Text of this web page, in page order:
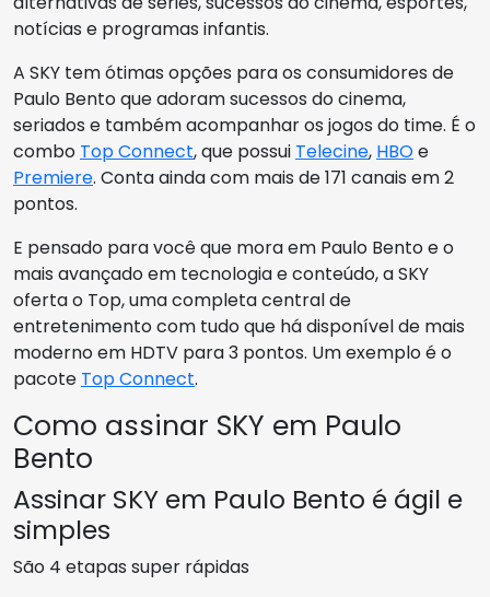
notícias e programas infantis.
A SKY tem ótimas opções para os consumidores de
Paulo Bento que adoram sucessos do cinema,
seriados e também acompanhar os jogos do time. É o
combo Top Connect, que possui Telecine, HBOe
Premiere. Conta ainda com mais de 171 canais em 2
pontos.
E pensado para você que mora em Paulo Bento e o
mais avançado em tecnologia e conteúdo, a SKY
oferta o Top, uma completa central de
entretenimento com tudo que há disponível de mais
moderno em HDTV para 3 pontos. Um exemplo é o
pacote Top Connect.
Como assinar SKY em Paulo
Bento
Assinar SKY em Paulo Bento é ágil e
simples
São 4 etapas super rápidas